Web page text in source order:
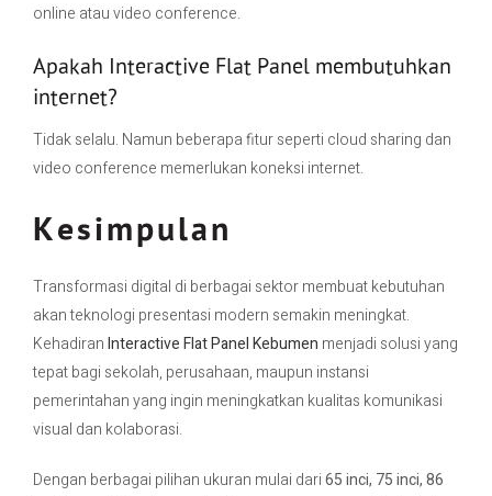
online atau video conference.
Apakah Interactive Flat Panel membutuhkan
internet?
Tidak selalu. Namun beberapa fitur seperti cloud sharing dan
video conference memerlukan koneksi internet.
Kesimpulan
Transformasi digital di berbagai sektor membuat kebutuhan
akan teknologi presentasi modern semakin meningkat.
KehadiranInteractive Flat Panel Kebumen menjadi solusi yang
tepat bagi sekolah, perusahaan, maupun instansi
pemerintahan yang ingin meningkatkan kualitas komunikasi
visual dan kolaborasi.
Dengan berbagai pilihan ukuran mulai dari65 inci, 75 inci, 86